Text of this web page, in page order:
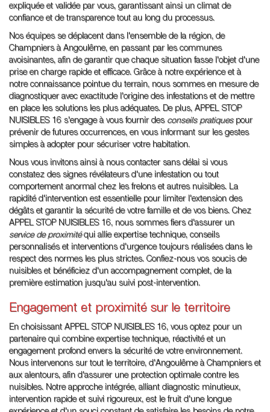
expliquée et validée par vous, garantissant ainsi un climat de
confiance et de transparence tout au long du processus.
Nos équipes se déplacent dans l'ensemble de la région, de
Champniers à Angoulême, en passant par les communes
avoisinantes, afin de garantir que chaque situation fasse l'objet d'une
prise en charge rapide et efficace. Grâce à notre expérience et à
notre connaissance pointue du terrain, nous sommes en mesure de
diagnostiquer avec exactitude l'origine des infestations et de mettre
en place les solutions les plus adéquates. De plus, APPEL STOP
NUISIBLES 16 s'engage à vous fournir des conseils pratiquespour
prévenir de futures occurrences, en vous informant sur les gestes
simples à adopter pour sécuriser votre habitation.
Nous vous invitons ainsi à nous contacter sans délai si vous
constatez des signes révélateurs d'une infestation ou tout
comportement anormal chez les frelons et autres nuisibles. La
rapidité d'intervention est essentielle pour limiter l'extension des
dégâts et garantir la sécurité de votre famille et de vos biens. Chez
APPEL STOP NUISIBLES 16, nous sommes fiers d'assurer un
service de proximitéqui allie expertise technique, conseils
personnalisés et interventions d'urgence toujours réalisées dans le
respect des normes les plus strictes. Confiez-nous vos soucis de
nuisibles et bénéficiez d'un accompagnement complet, de la
première estimation jusqu'au suivi post-intervention.
Engagement et proximité sur le territoire
En choisissant APPEL STOP NUISIBLES 16, vous optez pour un
partenaire qui combine expertise technique, réactivité et un
engagement profond envers la sécurité de votre environnement.
Nous intervenons sur tout le territoire, d'Angoulême à Champniers et
aux alentours, afin d'assurer une protection optimale contre les
nuisibles. Notre approche intégrée, alliant diagnostic minutieux,
intervention rapide et suivi rigoureux, est le fruit d'une longue